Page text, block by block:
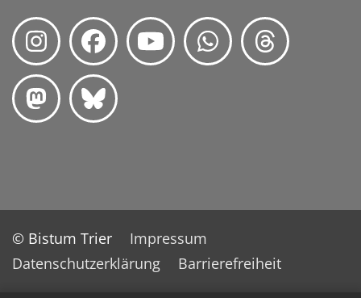
© Bistum Trier
Impressum
Datenschutzerklärung
Barrierefreiheit